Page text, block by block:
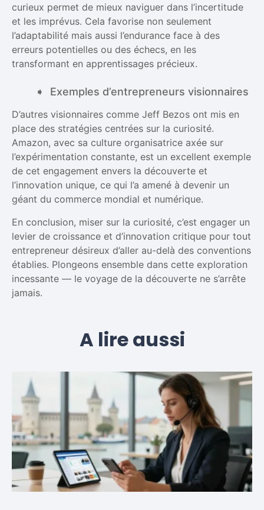
curieux permet de mieux naviguer dans l’incertitude
et les imprévus. Cela favorise non seulement
l’adaptabilité mais aussi l’endurance face à des
erreurs potentielles ou des échecs, en les
transformant en apprentissages précieux.
Exemples d’entrepreneurs visionnaires
D’autres visionnaires comme Jeff Bezos ont mis en
place des stratégies centrées sur la curiosité.
Amazon, avec sa culture organisatrice axée sur
l’expérimentation constante, est un excellent exemple
de cet engagement envers la découverte et
l’innovation unique, ce qui l’a amené à devenir un
géant du commerce mondial et numérique.
En conclusion, miser sur la curiosité, c’est engager un
levier de croissance et d’innovation critique pour tout
entrepreneur désireux d’aller au-delà des conventions
établies. Plongeons ensemble dans cette exploration
incessante — le voyage de la découverte ne s’arrête
jamais.
A lire aussi